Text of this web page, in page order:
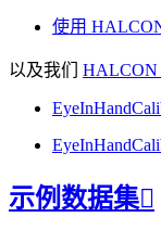
使用
以及我们 HALCON
示例数据集